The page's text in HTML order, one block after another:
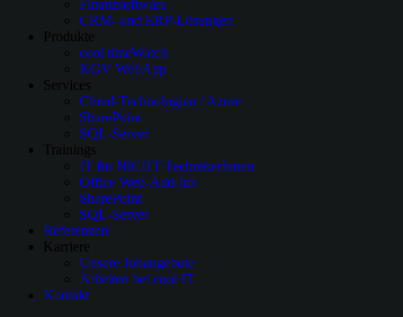
Finanzsoftware
CRM- und ERP-Lösungen
Produkte
cool timeWatch
KGV WebApp
Services
Cloud-Technologien / Azure
SharePoint
SQL-Server
Trainings
IT für NICHT-TechnikerInnen
Office Web-Add-Ins
SharePoint
SQL-Server
Referenzen
Karriere
Unsere Jobangebote
Arbeiten bei cool IT
Kontakt